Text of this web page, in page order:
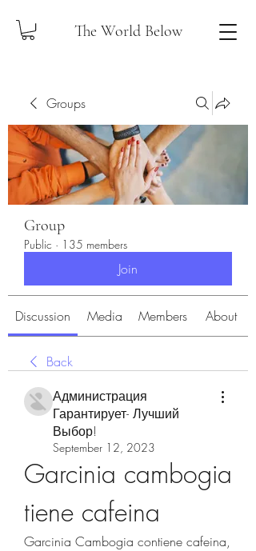
The World Below
Groups
Group
Public · 135 members
Join
Discussion Media Members About
Back
Администрация
Гарантирует- Лучший
Выбор!
September 12, 2023
Garcinia cambogia
tiene cafeina
Garcinia Cambogia contiene cafeina,